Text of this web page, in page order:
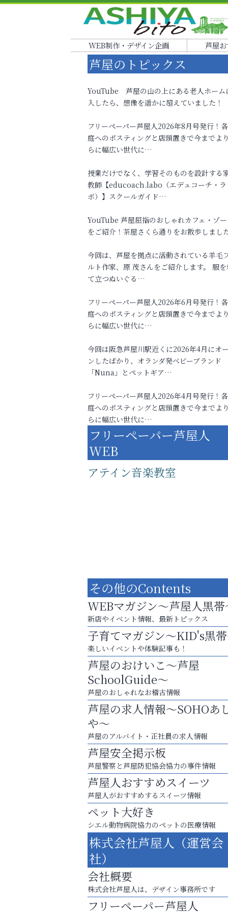
WEB制作・デザイン企画 芦屋
芦屋のトピックス
YouTube 芦屋の山の上にある老人ホーム
入したら、想像を遥かに超えていました！
フリーペーパー芦屋人2026年8月号発行！
庭へのポスティングと店頭置きで今までよ
らに幅広い世代に…
授業だけでなく、学習そのものを設計する
教師【educoach.labo（エデュコーチ・ラ
ボ）】スクールガイド…
YouTube 芦屋屈指のおしゃれカフェ・ゾ
をご紹介！茶屋さくら通りをお散歩しまし
今回は、芦屋を拠点に活動されている羊毛
ルト作家、原 茂さんをご紹介します。 服を
て立つぬいぐる…
フリーペーパー芦屋人2026年6月号発行！
庭へのポスティングと店頭置きで今までよ
らに幅広い世代に…
今回は阪急芦屋川駅近くに2026年4月にオ
ンしたばかり、オランダ発ベビーブランド
「Nuna」とペットギア…
フリーペーパー芦屋人2026年4月号発行！
庭へのポスティングと店頭置きで今までよ
らに幅広い世代に…
フリーペーパー芦屋人
WEB
アテイン音楽教室
あなたらしく奏でる、音楽の時間
芦屋インターナショナルス
ール
「この学校に出会えて、本当によかった。」
芦屋人~あしやびと~
その他のContents
WEBマガジン～芦屋人黒帯
新店やイベント情報、最新トピックス
子育てマガジン～KID's黒
楽しいイベントや体験記事も！
芦屋のおけいこ～芦屋
SchoolGuide～
芦屋のおしゃれなお稽古情報
芦屋の求人情報～SOHOあ
や～
芦屋のアルバイト・正社員の求人情報
芦屋安全掲示板
芦屋警察と芦屋防犯協会協力の事件情報
芦屋人おすすめスイーツ
芦屋人がおすすめするスイーツ情報
ペット大好き
シエル動物病院協力のペットの医療情報
株式会社芦屋人（運営会
社）
会社概要
株式会社芦屋人は、デザイン事務所です
フリーペーパー芦屋人